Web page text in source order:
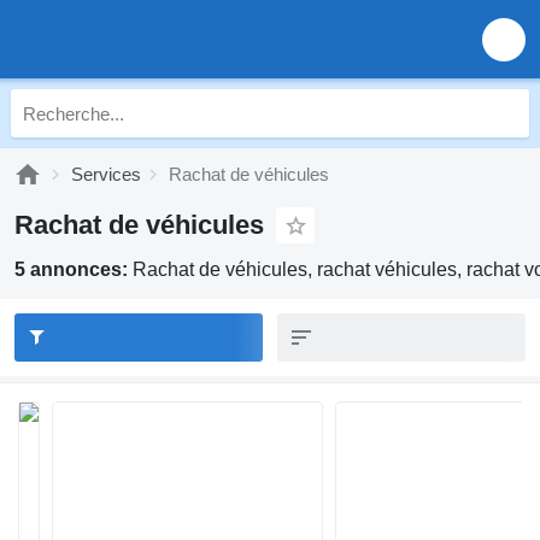
Services Rachat de véhicules
Rachat de véhicules
5 annonces: Rachat de véhicules, rachat véhicules, rachat